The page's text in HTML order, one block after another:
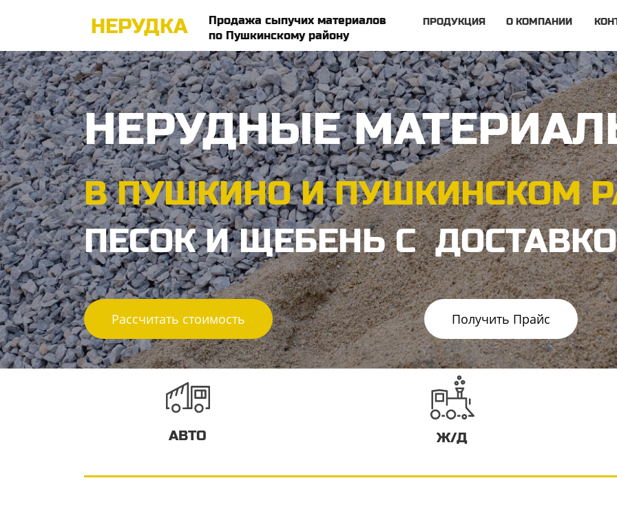
НЕРУДКА
Продажа сыпучих материалов
по Пушкинскому району
ПРОДУКЦИЯ О КОМПАНИИ
НЕРУДНЫЕ
В ПУШКИНО И ПУШКИНСКОМ
ПЕСОК И ЩЕБЕНЬ С
Рассчитать стоимость Получить Прайс
АВТО Ж/Д